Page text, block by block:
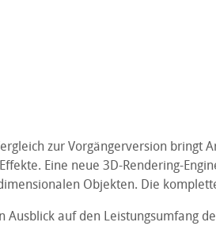
zur Vorgängerversion bringt
Eine neue 3D-Rendering-
Objekten. Die
Ausblick auf den Leistungsumfang